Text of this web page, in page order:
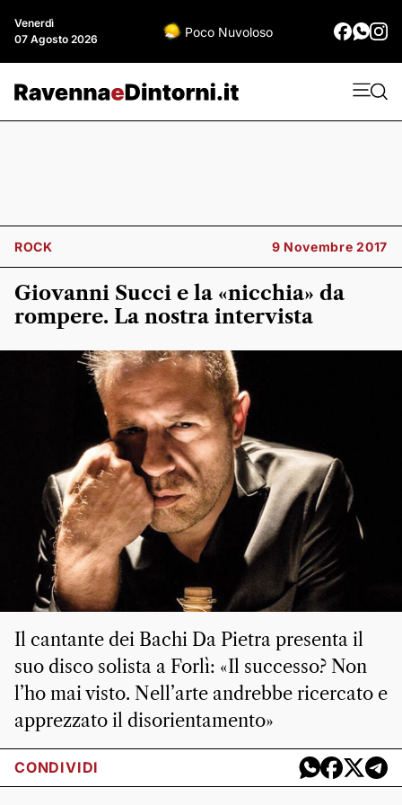
Venerdì
07 Agosto 2026
Poco Nuvoloso
ROCK 9 Novembre 2017
Giovanni Succi e la «nicchia» da
rompere. La nostra intervista
Il cantante dei Bachi Da Pietra presenta il
suo disco solista a Forlì: «Il successo? Non
l’ho mai visto. Nell’arte andrebbe ricercato e
apprezzato il disorientamento»
CONDIVIDI